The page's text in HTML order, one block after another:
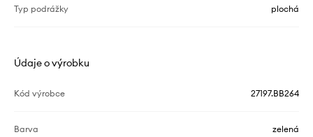
Typ podrážky plochá
Údaje o výrobku
Kód výrobce 27197.BB264
Barva zelená